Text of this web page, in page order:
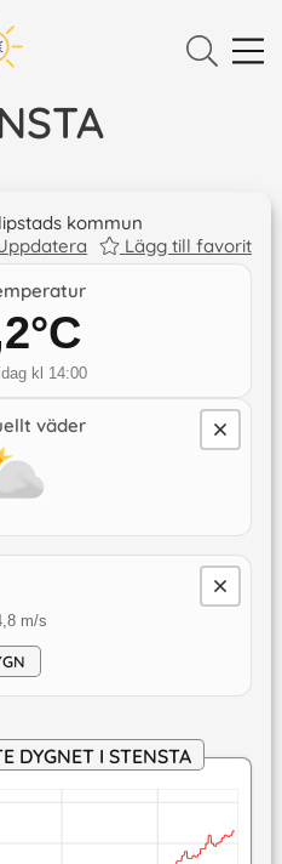
kommun
Lägg till favorit
°C
kl 14:00
väder
m/s
DYGNET I STENSTA